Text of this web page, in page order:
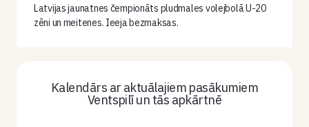
Latvijas jaunatnes čempionāts pludmales volejbolā U-20
zēni un meitenes. Ieeja bezmaksas.
Kalendārs ar aktuālajiem pasākumiem
Ventspilī un tās apkārtnē